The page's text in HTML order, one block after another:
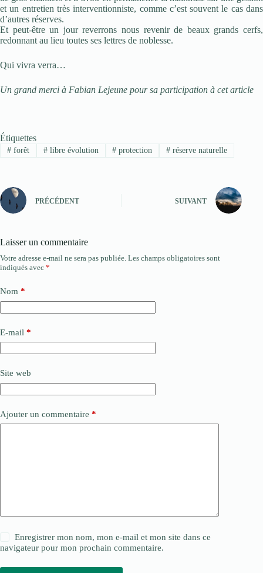
et un entretien très interventionniste, comme c’est souvent le cas dans
d’autres réserves.
Et peut-être un jour reverrons nous revenir de beaux grands cerfs,
redonnant au lieu toutes ses lettres de noblesse.
Qui vivra verra…
Un grand merci à Fabian Lejeune pour sa participation à cet article
Étiquettes
#forêt #libre évolution # protection # réserve naturelle
PRÉCÉDENT SUIVANT
Laisser un commentaire
Votre adresse e-mail ne sera pas publiée. Les champs obligatoires sont
indiqués avec *
Nom *
E-mail *
Site web
Ajouter un commentaire *
Enregistrer mon nom, mon e-mail et mon site dans ce
navigateur pour mon prochain commentaire.